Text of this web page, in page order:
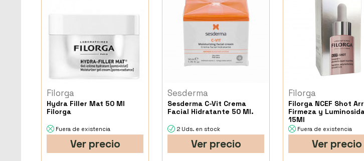
Filorga
Hydra Filler Mat 50 Ml
Filorga
Fuera de existencia
Ver precio
Sesderma
Sesderma C-Vit Crema
Facial Hidratante 50 Ml.
2 Uds. en stock
Ver precio
Filorga
Filorga NCEF Shot
Firmeza y
15Ml
Fuera de existencia
Ver precio